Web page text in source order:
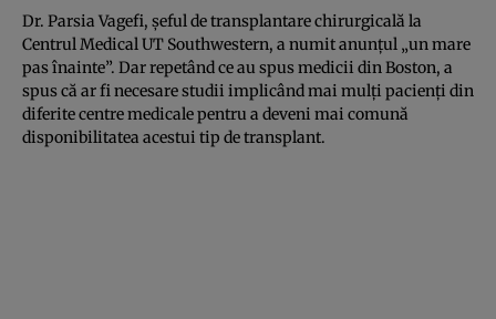
Dr. Parsia Vagefi, șeful de transplantare chirurgicală la
Centrul Medical UT Southwestern, a numit anunțul „un mare
pas înainte”. Dar repetând ce au spus medicii din Boston, a
spus că ar fi necesare studii implicând mai mulți pacienți din
diferite centre medicale pentru a deveni mai comună
disponibilitatea acestui tip de transplant.